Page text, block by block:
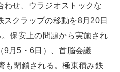
わせ、ウラジオストックな
スクラップの移動を8月20日
保安上の問題から実施され
9月5・6日）、首脳会議
も閉鎖される。極東積み鉄